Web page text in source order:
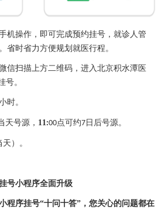
机操作，即可完成预约挂号，就诊人管
省时省力方便规划就医行程。
信扫描上方二维码，进入北京积水潭医
号。
时。
天号源， 11:00点可约7 日后号源。
）。
号小程序全面升级
程序挂号“十问十答”，您关心的问题都在